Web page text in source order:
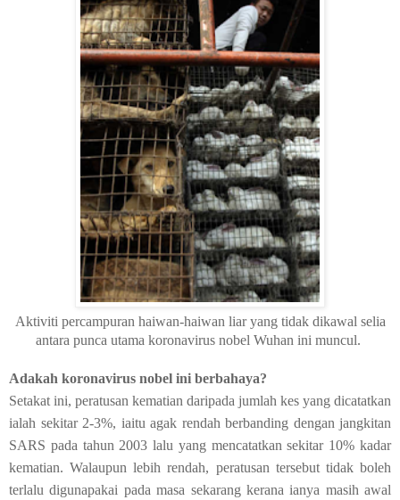
Aktiviti percampuran haiwan-haiwan liar yang tidak dikawal selia
antara punca utama koronavirus nobel Wuhan ini muncul.
Adakah koronavirus nobel ini berbahaya?
Setakat ini, peratusan kematian daripada jumlah kes yang dicatatkan
ialah sekitar 2-3%, iaitu agak rendah berbanding dengan jangkitan
SARS pada tahun 2003 lalu yang mencatatkan sekitar 10% kadar
kematian. Walaupun lebih rendah, peratusan tersebut tidak boleh
terlalu digunapakai pada masa sekarang kerana ianya masih awal